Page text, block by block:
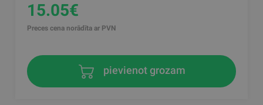
15.05€
Preces cena norādīta ar PVN
pievienot grozam